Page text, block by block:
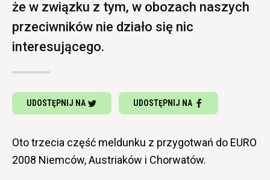
że w związku z tym, w obozach naszych
przeciwników nie działo się nic
interesującego.
UDOSTĘPNIJ NA UDOSTĘPNIJ NA
Oto trzecia część meldunku z przygotwań do EURO
2008 Niemców, Austriaków i Chorwatów.